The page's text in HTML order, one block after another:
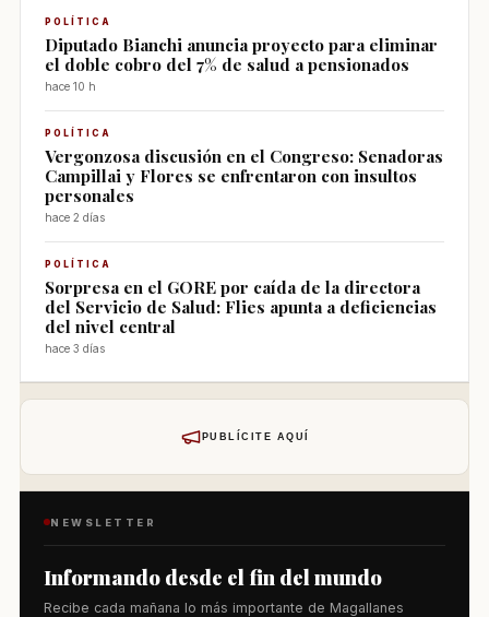
POLÍTICA
Diputado Bianchi anuncia proyecto para eliminar
el doble cobro del 7% de salud a pensionados
hace 10 h
POLÍTICA
Vergonzosa discusión en el Congreso: Senadoras
Campillai y Flores se enfrentaron con insultos
personales
hace 2 días
POLÍTICA
Sorpresa en el GORE por caída de la directora
del Servicio de Salud: Flies apunta a deficiencias
del nivel central
hace 3 días
PUBLÍCITE AQUÍ
NEWSLETTER
Informando desde el fin del mundo
Recibe cada mañana lo más importante de Magallanes